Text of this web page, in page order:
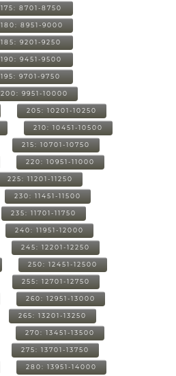
175: 8701-8750
180: 8951-9000
185: 9201-9250
190: 9451-9500
195: 9701-9750
200: 9951-10000
205: 10201-10250
210: 10451-10500
215: 10701-10750
220: 10951-11000
225: 11201-11250
230: 11451-11500
235: 11701-11750
240: 11951-12000
245: 12201-12250
250: 12451-12500
255: 12701-12750
260: 12951-13000
265: 13201-13250
270: 13451-13500
275: 13701-13750
280: 13951-14000